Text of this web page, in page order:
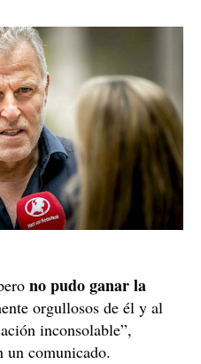
no pudo ganar la
orgullosos de él y al
inconsolable”,
un comunicado.